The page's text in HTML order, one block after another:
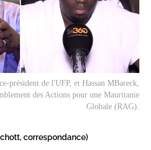
président de l'UFP, et Hassan MBareck,
des Actions pour une Mauritanie
Globale (RAG).
correspondance)